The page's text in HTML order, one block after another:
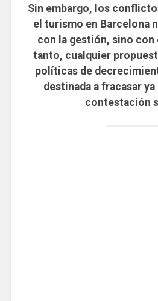
Sin embargo, los
el turismo en Barcelona
con la gestión, sino con
tanto, cualquier
políticas de
destinada a fracasar
contestación